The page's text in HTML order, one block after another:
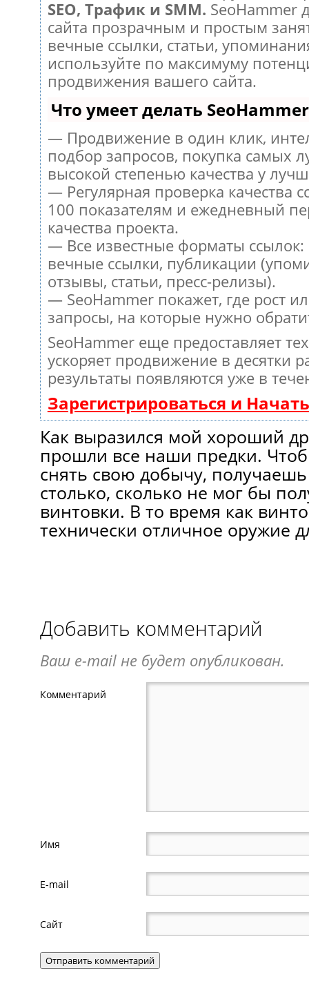
SEO, Трафик и SMM. SeoHammer
сайта прозрачным и простым
вечные ссылки, статьи,
используйте по максимуму
продвижения вашего сайта.
Что умеет делать SeoHammer
— Продвижение в один клик,
подбор запросов, покупка самых
высокой степенью качества у
— Регулярная проверка качества
100 показателям и ежедневный
качества проекта.
— Все известные форматы
вечные ссылки, публикации
отзывы, статьи, пресс-релизы).
— SeoHammer покажет, где рост
запросы, на которые нужно
SeoHammer еще предоставляет
ускоряет продвижение в десятки
результаты появляются уже в
Зарегистрироваться и
Как выразился мой хороший
прошли все наши предки.
снять свою добычу,
столько, сколько не мог бы
винтовки. В то время как
технически отличное оружие
Добавить комментарий
Ваш e-mail не будет опубликован.
Комментарий
Имя
E-mail
Сайт